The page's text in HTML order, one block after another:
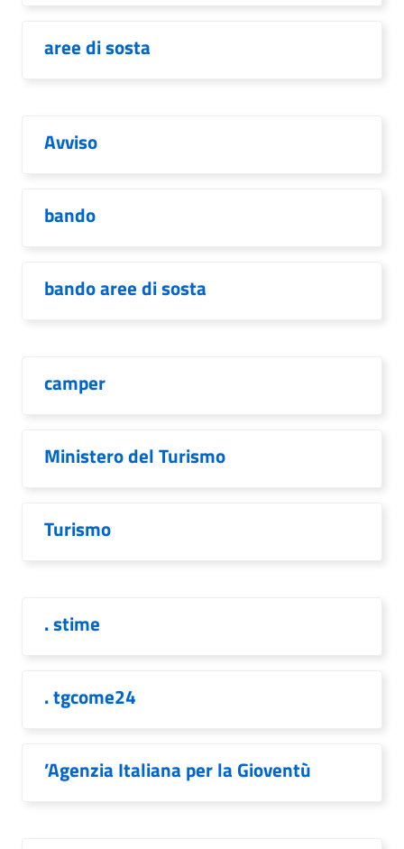
aree di sosta
Avviso
bando
bando aree di sosta
camper
Ministero del Turismo
Turismo
. stime
. tgcome24
’Agenzia Italiana per la Gioventù